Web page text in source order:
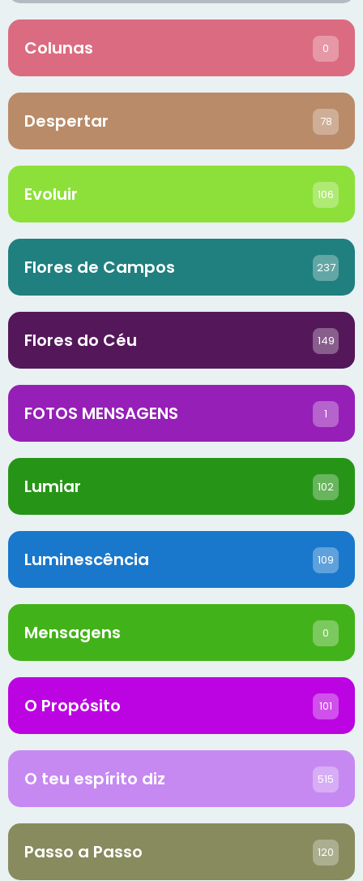
Colunas 0
Despertar 78
Evoluir 106
Flores de Campos 237
Flores do Céu 149
FOTOS MENSAGENS 1
Lumiar 102
Luminescência 109
Mensagens 0
O Propósito 101
O teu espírito diz 515
Passo a Passo 120